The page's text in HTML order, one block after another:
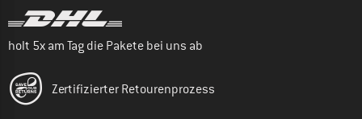
holt 5x am Tag die Pakete bei uns ab
Zertifizierter Retourenprozess